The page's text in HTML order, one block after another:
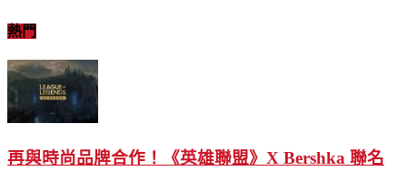
熱門
再與時尚品牌合作！《英雄聯盟》X Bershka 聯名